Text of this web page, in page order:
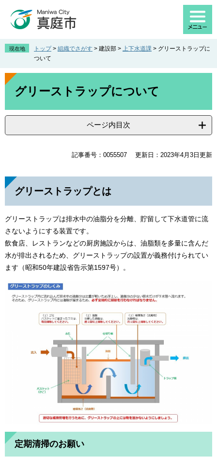
先
。
を
て
へ
現在地 トップ > 組織でさがす > 建設部 > 上下水道課 > グリーストラップに
ついて
本
グリーストラップについて
ページ内目次
記事番号：0055507 更新日：2023年4月3日更新
グリーストラップとは
グリーストラップは排水中の油脂分を分離、貯留して下水道管に流
さないようにする装置です。
飲食店、レストランなどの厨房施設からは、油脂類を多量に含んだ
水が排出されるため、グリーストラップの設置が義務付けられてい
ます（昭和50年建設省告示第1597号）。
定期清掃のお願い